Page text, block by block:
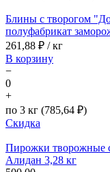
Блины с творогом
полуфабрикат
261,88 ₽ / кг
В корзину
−
0
+
по 3 кг (785,64 ₽)
Скидка
Пирожки творожные
Алидан 3,28 кг